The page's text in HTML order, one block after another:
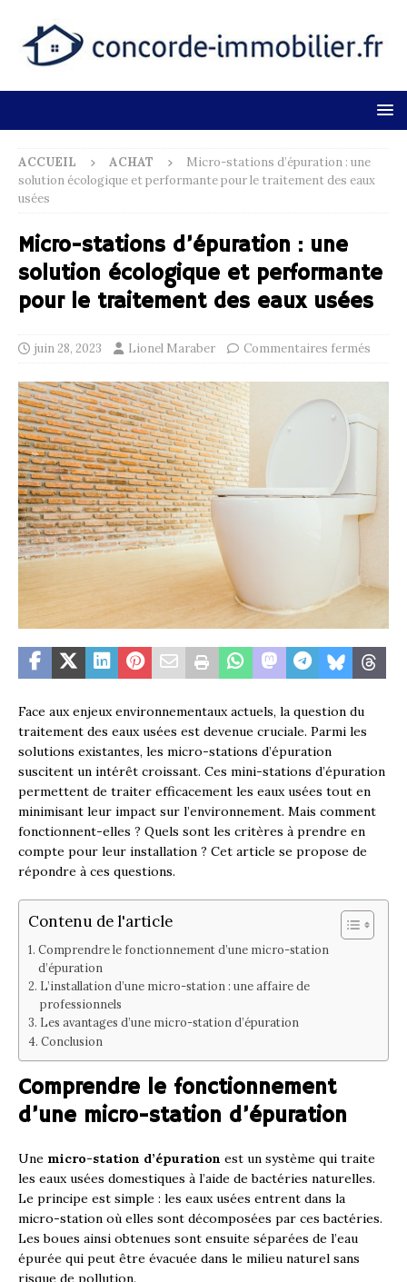
ACCUEIL ACHAT
Micro-stations d’épuration : une
solution écologique et performante pour le traitement des eaux
usées
Micro-stations d’épuration : une
solution écologique et performante
pour le traitement des eaux usées
juin 28, 2023 Lionel Maraber Commentaires fermés
Face aux enjeux environnementaux actuels, la question du
traitement des eaux usées est devenue cruciale. Parmi les
solutions existantes, les micro-stations d’épuration
suscitent un intérêt croissant. Ces mini-stations d’épuration
permettent de traiter efficacement les eaux usées tout en
minimisant leur impact sur l’environnement. Mais comment
fonctionnent-elles ? Quels sont les critères à prendre en
compte pour leur installation ? Cet article se propose de
répondre à ces questions.
Contenu de l'article
Comprendre le fonctionnement d’une micro-station
d’épuration
L’installation d’une micro-station : une affaire de
professionnels
Les avantages d’une micro-station d’épuration
Conclusion
Comprendre le fonctionnement
d’une micro-station d’épuration
Une micro-station d’épuration est un système qui traite
les eaux usées domestiques à l’aide de bactéries naturelles.
Le principe est simple : les eaux usées entrent dans la
micro-station où elles sont décomposées par ces bactéries.
Les boues ainsi obtenues sont ensuite séparées de l’eau
épurée qui peut être évacuée dans le milieu naturel sans